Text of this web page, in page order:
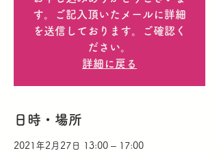
す。ご記入頂いたメールに詳細
を送信しております。ご確認く
ださい。
詳細に戻る
日時・場所
2021年2月27日 13:00 – 17:00